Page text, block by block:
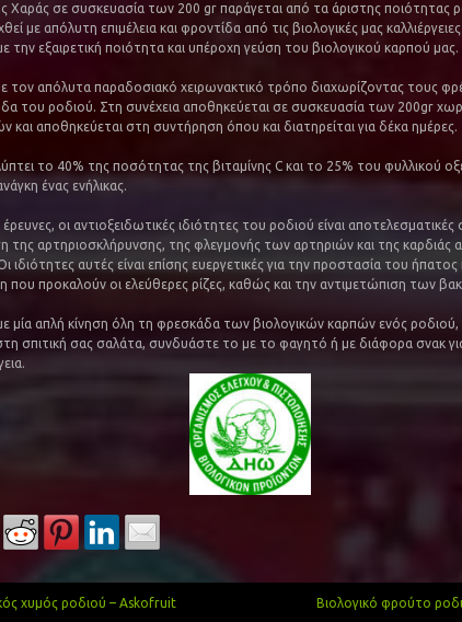
Χαράς σε συσκευασία των 200 gr παράγεται από τα άριστης ποιότητας
με απόλυτη επιμέλεια και φροντίδα από τις βιολογικές μας
την εξαιρετική ποιότητα και υπέροχη γεύση του βιολογικού καρπού μας.
τον απόλυτα παραδοσιακό χειρωνακτικό τρόπο διαχωρίζοντας τους
του ροδιού. Στη συνέχεια αποθηκεύεται σε συσκευασία των 200gr
και αποθηκεύεται στη συντήρηση όπου και διατηρείται για δέκα ημέρες.
το 40% της ποσότητας της βιταμίνης C και το 25% του φυλλικού
ένας ενήλικας.
οι αντιοξειδωτικές ιδιότητες του ροδιού είναι αποτελεσματικές
της αρτηριοσκλήρυνσης, της φλεγμονής των αρτηριών και της καρδιάς
ιδιότητες αυτές είναι επίσης ευεργετικές για την προστασία του
που προκαλούν οι ελεύθερες ρίζες, καθώς και την αντιμετώπιση των
μία απλή κίνηση όλη τη φρεσκάδα των βιολογικών καρπών ενός
σπιτική σας σαλάτα, συνδυάστε το με το φαγητό ή με διάφορα σνακ
χυμός ροδιού – Askofruit Βιολογικό φρούτο